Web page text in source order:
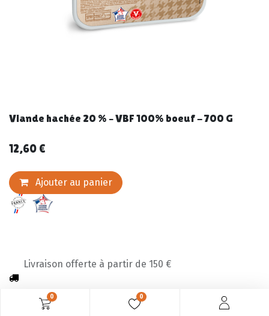
0 0
Viande hachée 20 % – VBF 100% boeuf - 700 G
12,60 €
Ajouter au panier
Livraison offerte à partir de 150 €